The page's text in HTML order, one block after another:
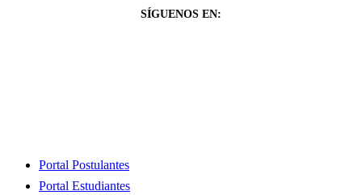
SÍGUENOS EN:
Close
Portal Postulantes
Portal Estudiantes